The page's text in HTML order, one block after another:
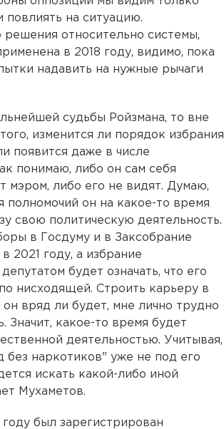
повлиять на ситуацию.
решения относительно системы,
в 2018 году, видимо, пока
надавить на нужные рычаги
судьбы Ройзмана, то вне
изменится ли порядок избрания
появится даже в числе
понимаю, либо он сам себя
мэром, либо его не видят. Думаю,
полномочий он на какое-то время
свою политическую деятельность.
в Госдуму и в Заксобрание
2021 году, а избрание
будет означать, что его
нисходящей. Строить карьеру в
вряд ли будет, мне лично трудно
Значит, какое-то время будет
деятельностью. Учитывая,
без наркотиков" уже не под его
искать какой-либо иной
Мухаметов.
был зарегистрирован